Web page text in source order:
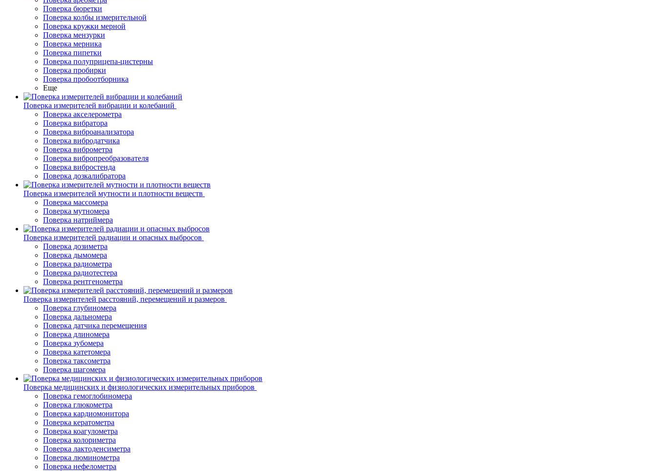
Поверка бюретки
Поверка колбы измерительной
Поверка кружки мерной
Поверка мензурки
Поверка мерника
Поверка пипетки
Поверка полуприцепа-цистерны
Поверка пробирки
Поверка пробоотборника
Еще
Поверка измерителей вибрации и колебаний
Поверка акселерометра
Поверка вибратора
Поверка виброанализатора
Поверка вибродатчика
Поверка виброметра
Поверка вибропреобразователя
Поверка вибростенда
Поверка дозкалибратора
Поверка измерителей мутности и плотности веществ
Поверка массомера
Поверка мутномера
Поверка натриймера
Поверка измерителей радиации и опасных выбросов
Поверка дозиметра
Поверка дымомера
Поверка радиометра
Поверка радиотестера
Поверка рентгенометра
Поверка измерителей расстояний, перемещений и размеров
Поверка глубиномера
Поверка дальномера
Поверка датчика перемещения
Поверка длиномера
Поверка зубомера
Поверка катетомера
Поверка таксометра
Поверка шагомера
Поверка медицинских и физиологических измерительных приборов
Поверка гемоглобиномера
Поверка глюкометра
Поверка кардиомонитора
Поверка кератометра
Поверка коагулометра
Поверка колориметра
Поверка лактоденсиметра
Поверка люминометра
Поверка нефелометра